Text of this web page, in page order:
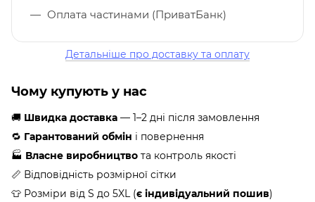
Оплата частинами (ПриватБанк)
Детальніше про доставку та оплату
Чому купують у нас
🚚 Швидка доставка — 1–2 дні після замовлення
🔁 Гарантований обмін і повернення
🏭 Власне виробництво та контроль якості
📏 Відповідність розмірної сітки
👕 Розміри від S до 5XL (є індивідуальний пошив)